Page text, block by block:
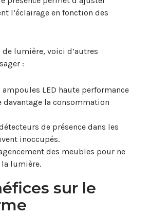
l’éclairage en fonction des
lumière, voici d’autres
:
LED haute performance
davantage la consommation
de présence dans les
inoccupés.
des meubles pour ne
lumière.
sur le